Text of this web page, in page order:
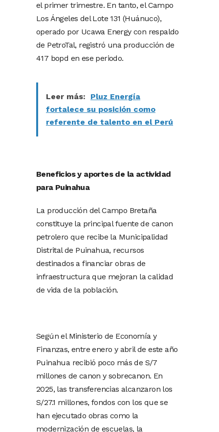
el primer trimestre. En tanto, el Campo
Los Ángeles del Lote 131 (Huánuco),
operado por Ucawa Energy con respaldo
de PetroTal, registró una producción de
417 bopd en ese periodo.
Leer más:
Pluz Energía
fortalece su posición como
referente de talento en el Perú
Beneficios y aportes de la actividad
para Puinahua
La producción del Campo Bretaña
constituye la principal fuente de canon
petrolero que recibe la Municipalidad
Distrital de Puinahua, recursos
destinados a financiar obras de
infraestructura que mejoran la calidad
de vida de la población.
Según el Ministerio de Economía y
Finanzas, entre enero y abril de este año
Puinahua recibió poco más de S/7
millones de canon y sobrecanon. En
2025, las transferencias alcanzaron los
S/27.1 millones, fondos con los que se
han ejecutado obras como la
modernización de escuelas, la